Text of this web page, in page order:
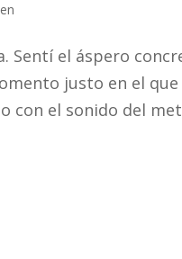
Sentí el áspero
justo en el
con el sonido del